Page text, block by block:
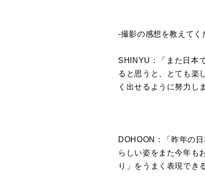
-撮影の感想を教えてく
SHINYU：「また日本
ると思うと、
とても楽
く出せるように努力し
DOHOON：「昨年の
らしい姿をまた今年も
り」
をうまく表現でき